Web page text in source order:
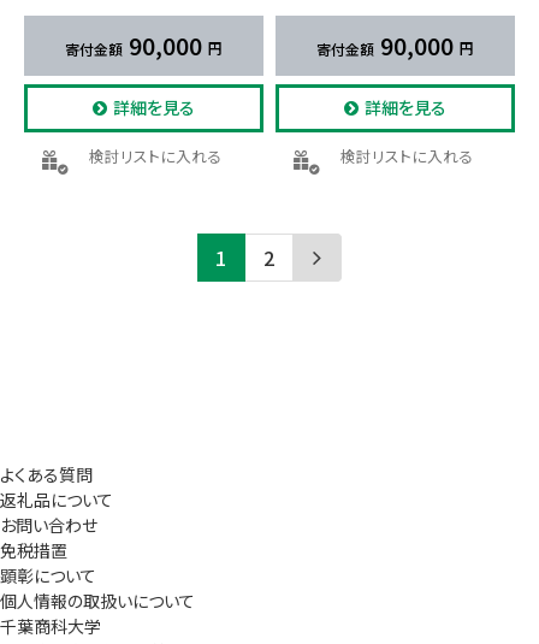
90,000
詳細を見る
検討リストに入れる
90,000
詳細を見る
検討リストに入れる
1 2
よくある質問
返礼品について
お問い合わせ
免税措置
顕彰について
個人情報の取扱いについて
千葉商科大学